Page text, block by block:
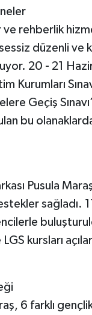
rehberlik
düzenli ve
20 - 21
Geçiş
bu
Pusula
sağladı.
kursları
6 farklı